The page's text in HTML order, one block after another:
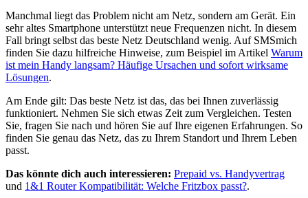
Manchmal liegt das Problem nicht am Netz, sondern am Gerät. Ein
sehr altes Smartphone unterstützt neue Frequenzen nicht. In diesem
Fall bringt selbst das beste Netz Deutschland wenig. Auf SMSmich
finden Sie dazu hilfreiche Hinweise, zum Beispiel im Artikel Warum
ist mein Handy langsam? Häufige Ursachen und sofort wirksame
Lösungen.
Am Ende gilt: Das beste Netz ist das, das bei Ihnen zuverlässig
funktioniert. Nehmen Sie sich etwas Zeit zum Vergleichen. Testen
Sie, fragen Sie nach und hören Sie auf Ihre eigenen Erfahrungen. So
finden Sie genau das Netz, das zu Ihrem Standort und Ihrem Leben
passt.
Das könnte dich auch interessieren: Prepaid vs. Handyvertrag
und 1&1 Router Kompatibilität: Welche Fritzbox passt?.